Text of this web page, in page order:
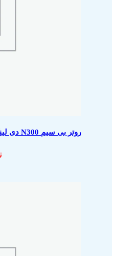
روتر بی سیم N300 دی لینک مدل DIR-615